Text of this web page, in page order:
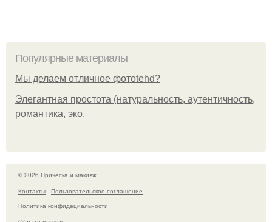
Популярные материалы
Мы делаем отличное фотоtehd?
Элегантная простота (натуральность, аутентичность,
романтика, эко.
© 2026 Прическа и макияж
Контакты
Пользовательское соглашение
Политика конфидециальности